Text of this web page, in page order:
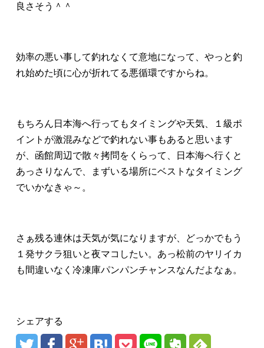
良さそう＾＾
効率の悪い事して釣れなくて意地になって、やっと釣
れ始めた頃に心が折れてる悪循環ですからね。
もちろん日本海へ行ってもタイミングや天気、１級ポ
イントが激混みなどで釣れない事もあると思います
が、函館周辺で散々拷問をくらって、日本海へ行くと
あっさりなんで、まずいる場所にベストなタイミング
でいかなきゃ～。
さぁ残る連休は天気が気になりますが、どっかでもう
１発サクラ狙いと夜マコしたい。あっ松前のヤリイカ
も間違いなく冷凍庫パンパンチャンスなんだよなぁ。
シェアする